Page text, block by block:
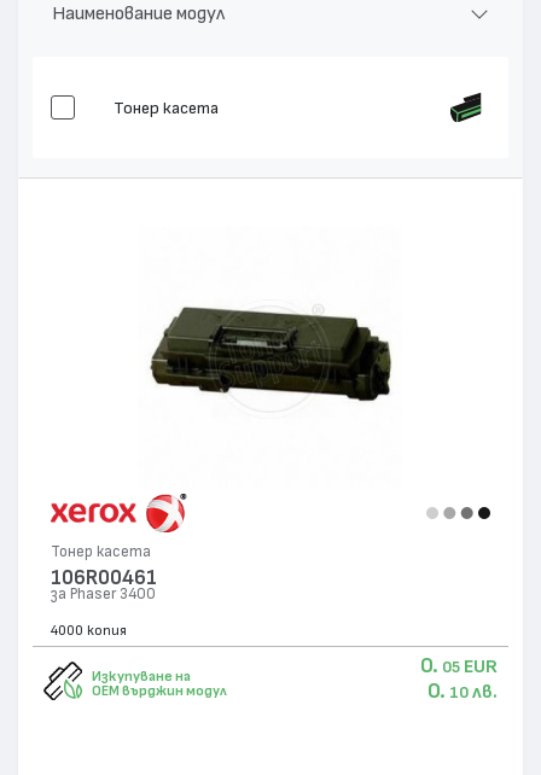
Наименование модул
Тонер касета
Тонер касета
106R00461
за Phaser 3400
4000 копия
Изкупуване на
OEM върджин модул
0. 05 EUR
0. 10 лв.